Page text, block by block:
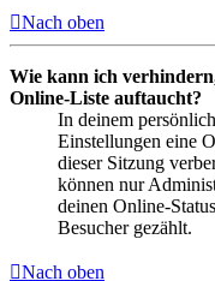
Nach oben
Wie kann ich
Online-Liste auftaucht?
In deinem
Einstellungen eine
dieser Sitzung
können nur
deinen Online-
Besucher gezählt.
Nach oben